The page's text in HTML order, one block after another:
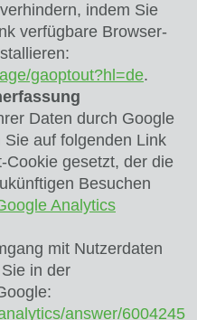
indem Sie
verfügbare Browser-
gaoptout?hl=de.
Daten durch Google
auf folgenden Link
Cookie gesetzt, der die
Besuchen
Analytics
mit Nutzerdaten
in der
answer/6004245